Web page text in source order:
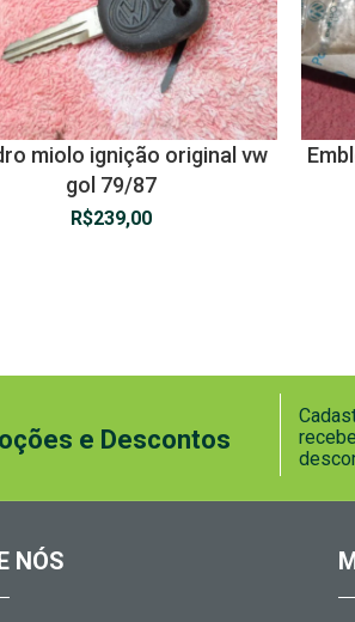
miolo ignição original vw
gol 79/87
R$239,00
e Descontos
NÓS